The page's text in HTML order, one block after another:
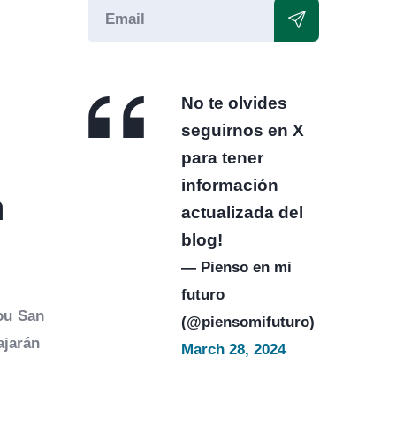
San
No te olvides
seguirnos en X
para tener
información
actualizada del
blog!
— Pienso en mi
futuro
(@piensomifuturo)
March 28, 2024